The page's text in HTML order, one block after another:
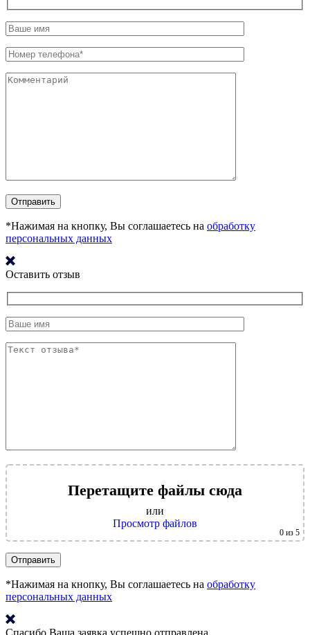
*Нажимая на кнопку, Вы соглашаетесь на обработку
персональных данных
Оставить отзыв
Перетащите файлы сюда
или
Просмотр файлов
0 из 5
*Нажимая на кнопку, Вы соглашаетесь на обработку
персональных данных
Спасибо Ваша заявка успешно отправлена